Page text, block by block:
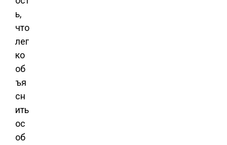
ь,
что
лег
ко
об
ъя
сн
ить
ос
об